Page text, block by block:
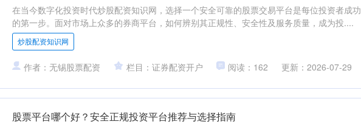
在当今数字化投资时代炒股配资知识网，选择一个安全可靠的股票交易平台是每位投资者成功
的第一步。面对市场上众多的券商平台，如何辨别其正规性、安全性及服务质量，成为投....
炒股配资知识网
作者：无锡股票配资 栏目：证券配资开户 阅读：162 更新：2026-07-29
股票平台哪个好？安全正规投资平台推荐与选择指南